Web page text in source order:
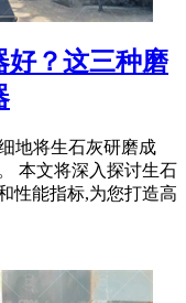
好？这三种磨
地将生石灰研磨成
本文将深入探讨生石
性能指标,为您打造高